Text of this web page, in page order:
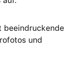
beeindruckende
und